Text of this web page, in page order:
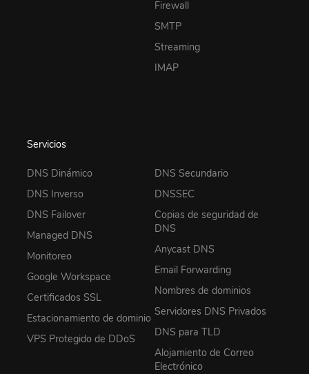
Firewall
SMTP
Streaming
IMAP
Servicios
DNS Dinámico
DNS Inverso
DNS Failover
Managed DNS
Monitoreo
Google Workspace
Certificados SSL
Estacionamiento de dominio
VPS Protegido de DDoS
DNS Secundario
DNSSEC
Copias de seguridad de
DNS
Anycast DNS
Email Forwarding
Nombres de dominios
Servidores DNS Privados
DNS para TLD
Alojamiento de Correo
Electrónico